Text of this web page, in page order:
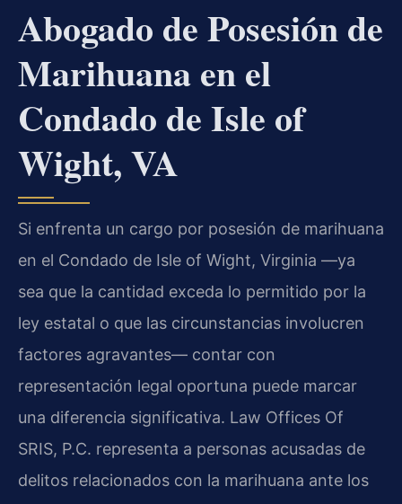
Abogado de Posesión de
Marihuana en el
Condado de Isle of
Wight, VA
Si enfrenta un cargo por posesión de marihuana
en el Condado de Isle of Wight, Virginia —ya
sea que la cantidad exceda lo permitido por la
ley estatal o que las circunstancias involucren
factores agravantes— contar con
representación legal oportuna puede marcar
una diferencia significativa. Law Offices Of
SRIS, P.C. representa a personas acusadas de
delitos relacionados con la marihuana ante los